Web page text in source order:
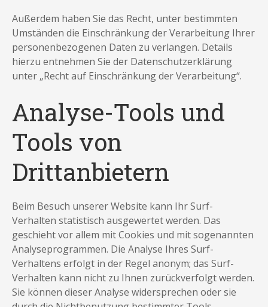
Außerdem haben Sie das Recht, unter bestimmten
Umständen die Einschränkung der Verarbeitung Ihrer
personenbezogenen Daten zu verlangen. Details
hierzu entnehmen Sie der Datenschutzerklärung
unter „Recht auf Einschränkung der Verarbeitung“.
Analyse-Tools und
Tools von
Drittanbietern
Beim Besuch unserer Website kann Ihr Surf-
Verhalten statistisch ausgewertet werden. Das
geschieht vor allem mit Cookies und mit sogenannten
Analyseprogrammen. Die Analyse Ihres Surf-
Verhaltens erfolgt in der Regel anonym; das Surf-
Verhalten kann nicht zu Ihnen zurückverfolgt werden.
Sie können dieser Analyse widersprechen oder sie